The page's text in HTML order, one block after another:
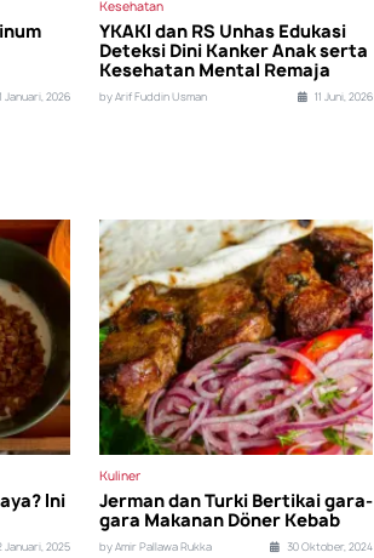
Januari, 2026
Kesehatan
YKAKI dan RS Unhas Edukasi
Deteksi Dini Kanker Anak serta
Kesehatan Mental Remaja
by Arif Fuddin Usman 11 Juni, 2026
Ini
Januari, 2025
Kuliner
Jerman dan Turki Bertikai gara-
gara Makanan Döner Kebab
by Amir Pallawa Rukka 30 Oktober, 2024